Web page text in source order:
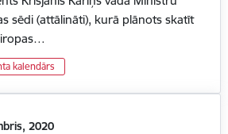
sēdi (attālināti), kurā plānots skatīt
kalendārs
2020